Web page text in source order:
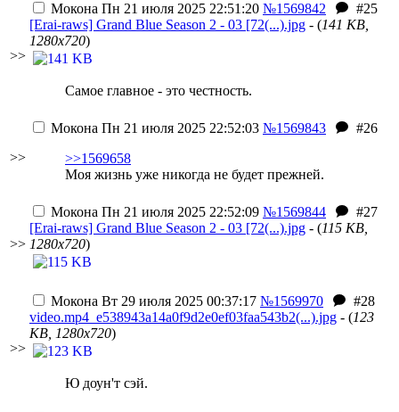
>>
Мокона Пн 21 июля 2025 22:51:20 №1569842
#25
[Erai-raws] Grand Blue Season 2 - 03 [72(...).jpg - (141 KB,
1280x720)
Самое главное - это честность.
>>
Мокона Пн 21 июля 2025 22:52:03 №1569843
#26
>>1569658
Моя жизнь уже никогда не будет прежней.
>>
Мокона Пн 21 июля 2025 22:52:09 №1569844
#27
[Erai-raws] Grand Blue Season 2 - 03 [72(...).jpg - (115 KB,
1280x720)
>>
Мокона Вт 29 июля 2025 00:37:17 №1569970
#28
video.mp4_e538943a14a0f9d2e0ef03faa543b2(...).jpg - (123
KB, 1280x720)
Ю доун'т сэй.